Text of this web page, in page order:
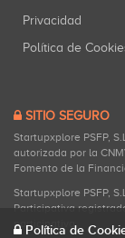
Privacidad
Política de
SITIO SEGURO
Startupxplore PSFP,
autorizada por la
Fomento de la
Startupxplore PSFP,
Participativa
participativa.
Política de